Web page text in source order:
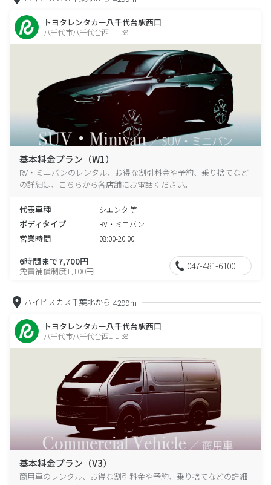
トヨタレンタカー八千代台駅西口
八千代市八千代台西1-1-38
基本料金プラン（W1）
RV・ミニバンのレンタル、お得な割引料金や予約、乗り捨てなど
の詳細は、こちらから各店舗にお電話ください。
代表車種 シエンタ 等
ボディタイプ RV・ミニバン
営業時間 08:00-20:00
6時間まで7,700円
免責補償制度1,100円 047-481-6100
ハイビスカス千葉北から 4299m
トヨタレンタカー八千代台駅西口
八千代市八千代台西1-1-38
基本料金プラン（V3）
商用車のレンタル、お得な割引料金や予約、乗り捨てなどの詳細